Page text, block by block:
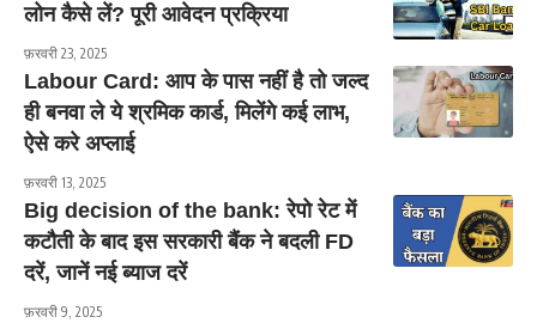
लोन कैसे लें? पूरी आवेदन प्रक्रिया
फ़रवरी 23, 2025
Labour Card: आप के पास नहीं है तो जल्द
ही बनवा ले ये श्रमिक कार्ड, मिलेंगे कई लाभ,
ऐसे करे अप्लाई
फ़रवरी 13, 2025
Big decision of the bank: रेपो रेट में
कटौती के बाद इस सरकारी बैंक ने बदली FD
दरें, जानें नई ब्याज दरें
फ़रवरी 9, 2025